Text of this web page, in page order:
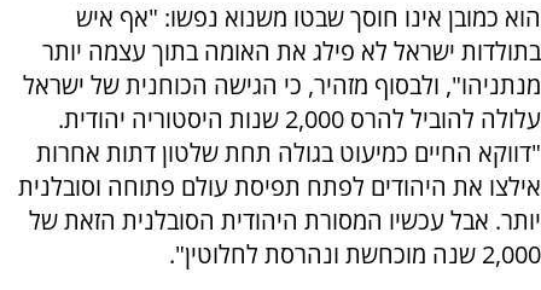
הוא כמובן אינו חוסך שבטו משנוא נפשו: "אף איש
בתולדות ישראל לא פילג את האומה בתוך עצמה יותר
מנתניהו", ולבסוף מזהיר, כי הגישה הכוחנית של ישראל
עלולה להוביל להרס 2,000 שנות היסטוריה יהודית.
"דווקא החיים כמיעוט בגולה תחת שלטון דתות אחרות
אילצו את היהודים לפתח תפיסת עולם פתוחה וסובלנית
יותר. אבל עכשיו המסורת היהודית הסובלנית הזאת של
2,000 שנה מוכחשת ונהרסת לחלוטין".